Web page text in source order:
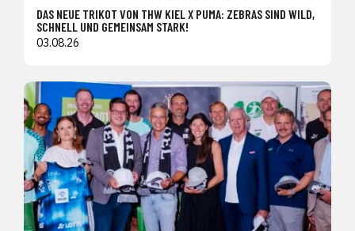
DAS NEUE TRIKOT VON THW KIEL X PUMA: ZEBRAS SIND WILD,
SCHNELL UND GEMEINSAM STARK!
03.08.26